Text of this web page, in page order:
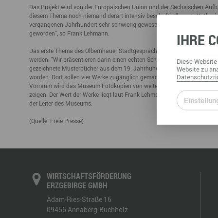
Büro- & Gewerberäume mieten
Ausstellungsflächen mieten
Veranstaltungsmanagement
Gewerberäume mieten
Veranstaltungsmanagement
Das Projekt wird von der Europäischen Union und der Sächsischen
diesem Thema noch niemand derart intensiv beschäftigt", sagte
vergangenen Jahrhundert sehr schwierig gewesen, wie die
geworden", so Frank Lehmann.
Das erste Thema des Olbernhauer Stadtgesprächs war unterdessen
werden. "Wir präsentieren darin einen echten Schatz, den es so ganz
gezeichnete Musterbücher aus dem 19. Jahrhundert für Spielzeuge
worden. Dort sollen vier Werke zugänglich gemacht werden. "Licht
Vorraum wird das Museum Fotokopien von weiteren Musterbüchern
zeigen. Der Wert der Werke liegt laut Frank Lehmann in ihrer
der Leiter des Museums.
(Quelle: Freie Presse)
WIRTSCHAFTSFÖRDERUNG
ERZGEBIRGE GMBH
Adam-Ries-Straße 16
09456 Annaberg-Buchholz
IHRE
DieseWebsite
Websitezu